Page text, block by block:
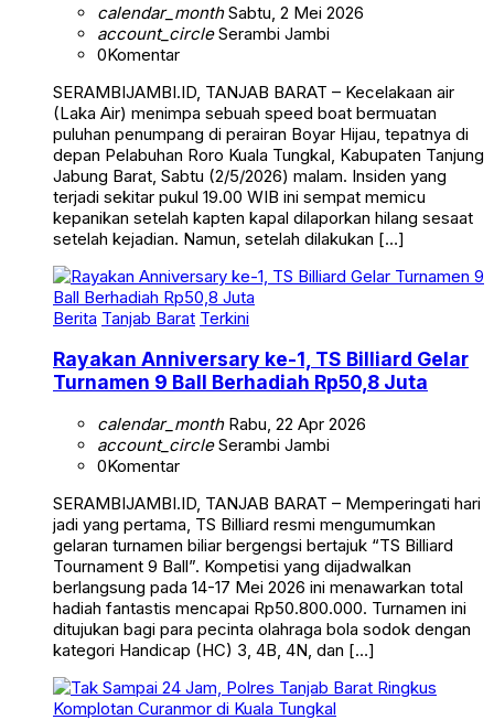
account_circleSerambi Jambi
0Komentar
(Laka Air) menimpa sebuah speed boat bermuatan
puluhan penumpang di perairan Boyar Hijau, tepatnya di
depan Pelabuhan Roro Kuala Tungkal, Kabupaten Tanjung
Jabung Barat, Sabtu (2/5/2026) malam. Insiden yang
terjadi sekitar pukul 19.00 WIB ini sempat memicu
kepanikan setelah kapten kapal dilaporkan hilang sesaat
setelah kejadian. Namun, setelah dilakukan […]
Berita Tanjab Barat Terkini
Turnamen 9 Ball Berhadiah Rp50,8 Juta
account_circleSerambi Jambi
0Komentar
jadi yang pertama, TS Billiard resmi mengumumkan
gelaran turnamen biliar bergengsi bertajuk “TS Billiard
Tournament 9 Ball”. Kompetisi yang dijadwalkan
berlangsung pada 14-17 Mei 2026 ini menawarkan total
hadiah fantastis mencapai Rp50.800.000. Turnamen ini
ditujukan bagi para pecinta olahraga bola sodok dengan
kategori Handicap (HC) 3, 4B, 4N, dan […]
Berita Hukum & Kriminal